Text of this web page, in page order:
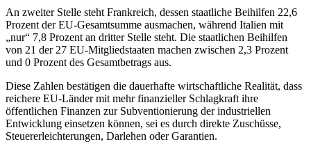
An zweiter Stelle steht Frankreich, dessen staatliche Beihilfen 22,6
Prozent der EU-Gesamtsumme ausmachen, während Italien mit
„nur“ 7,8 Prozent an dritter Stelle steht. Die staatlichen Beihilfen
von 21 der 27 EU-Mitgliedstaaten machen zwischen 2,3 Prozent
und 0 Prozent des Gesamtbetrags aus.
Diese Zahlen bestätigen die dauerhafte wirtschaftliche Realität, dass
reichere EU-Länder mit mehr finanzieller Schlagkraft ihre
öffentlichen Finanzen zur Subventionierung der industriellen
Entwicklung einsetzen können, sei es durch direkte Zuschüsse,
Steuererleichterungen, Darlehen oder Garantien.